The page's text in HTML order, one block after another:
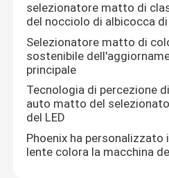
selezionatore di colore
I chicchi di caffè colorano il
Selezionatore di colore
selezionatore di colore del
selezionatore matto di
del nocciolo di albicocca
Selezionatore matto di
sostenibile
principale
Tecnologia di percezione
auto matto del
del LED
Phoenix ha
lente colora la macchina